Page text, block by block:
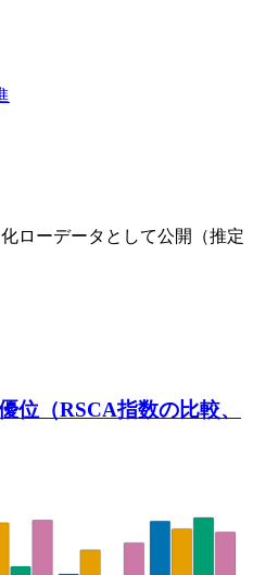
ローデータとして公開（推定
位（RSCA指数の比較、